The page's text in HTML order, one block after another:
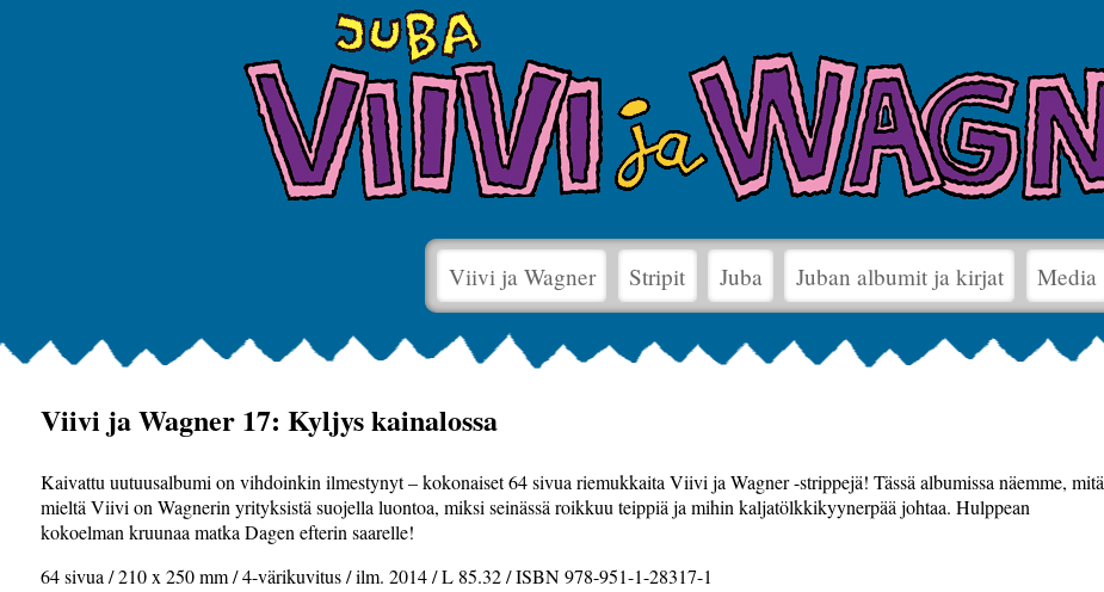
Viivi ja Wagner Stripit Juba Juban albumit ja kirjat Media
Viivi ja Wagner 17: Kyljys kainalossa
Kaivattu uutuusalbumi on vihdoinkin ilmestynyt – kokonaiset 64 sivua riemukkaita Viivi ja Wagner -strippejä! Tässä albumissa näemme, mitä
mieltä Viivi on Wagnerin yrityksistä suojella luontoa, miksi seinässä roikkuu teippiä ja mihin kaljatölkkikyynerpää johtaa. Hulppean
kokoelman kruunaa matka Dagen efterin saarelle!
64 sivua / 210 x 250 mm / 4-värikuvitus / ilm. 2014 / L 85.32 / ISBN 978-951-1-28317-1